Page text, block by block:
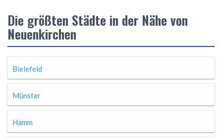
Die größten Städte in der Nähe von
Neuenkirchen
Bielefeld
Münster
Hamm